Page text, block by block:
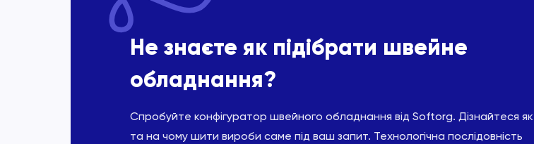
Не знаєте як підібрати швейне
обладнання?
Спробуйте конфігуратор швейного обладнання від Softorg. Дізнайтеся як
та на чому шити вироби саме під ваш запит. Технологічна послідовність